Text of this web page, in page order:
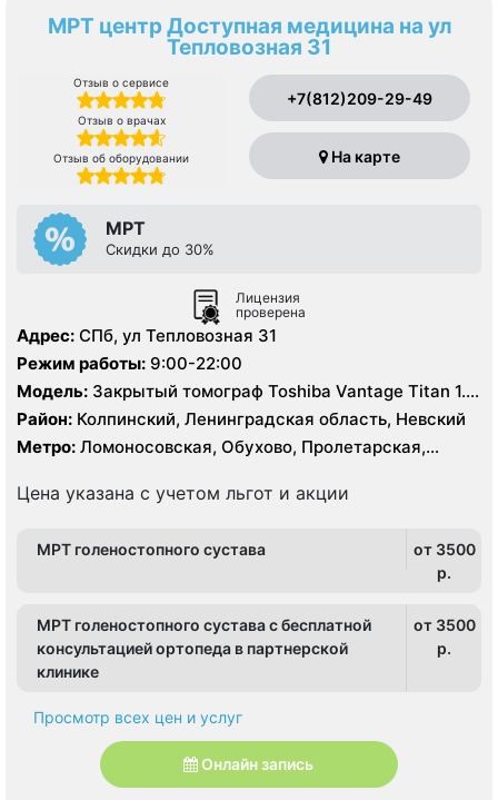
МРТ центр Доступная медицина на ул
Тепловозная 31
Отзыв о сервисе
Отзыв о врачах
Отзыв об оборудовании
+7(812)209-29-49
На карте
МРТ
Скидки до 30%
Лицензия
проверена
Адрес: СПб, ул Тепловозная 31
Режим работы: 9:00-22:00
Модель: Закрытый томограф Toshiba Vantage Titan 1.5
Тесла
Район: Колпинский, Ленинградская область, Невский
Метро: Ломоносовская, Обухово, Пролетарская,
Цена указана с учетом льгот и акции
МРТ голеностопного сустава
от 3500
p.
МРТ голеностопного сустава с бесплатной
консультацией ортопеда в партнерской
клинике
от 3500
p.
Просмотр всех цен и услуг
Онлайн запись